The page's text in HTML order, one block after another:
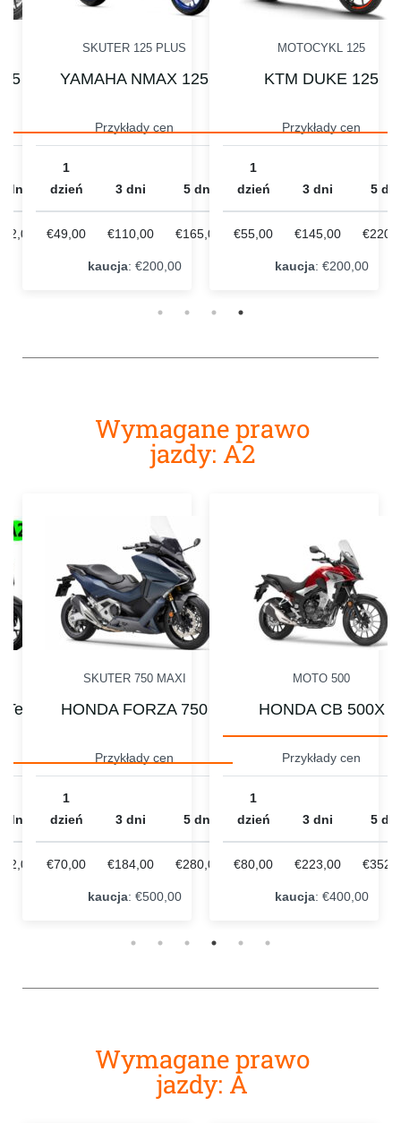
dni
SKUTER 125 PLUS
YAMAHA NMAX 125
Przykłady cen
1
dzień
3 dni 5 dni
€49,00 €110,00 €165,00
kaucja: €200,00
MOTOCYKL 125
KTM DUKE 125
Przykłady cen
1
dzień
3 dni 5 dni
€55,00 €145,00
kaucja: €200,00
Wymagane prawo
jazdy: A2
dni
SKUTER 750 MAXI
HONDA FORZA 750
Przykłady cen
1
dzień
3 dni 5 dni
€70,00 €184,00 €280,00
kaucja: €500,00
MOTO 500
HONDA CB 500X
Przykłady cen
1
dzień
3 dni 5 dni
€80,00 €223,00
kaucja: €400,00
Wymagane prawo
jazdy: A